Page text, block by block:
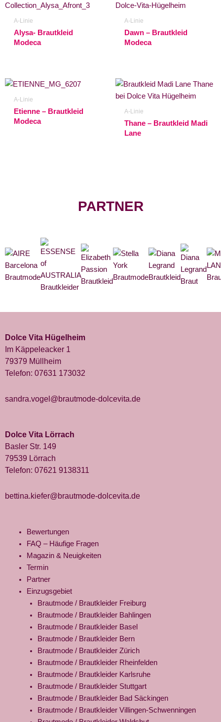
A-Linie
Alysa- Brautkleid
Modeca
A-Linie
Dawn – Brautkleid
Modeca
A-Linie
Etienne – Brautkleid
Modeca
A-Linie
Thane – Brautkleid Madi
Lane
PARTNER
Dolce Vita Hügelheim
Im Käppeleacker 1
79379 Müllheim
Telefon: 07631 173032
sandra.vogel@brautmode-dolcevita.de
Dolce Vita Lörrach
Basler Str. 149
79539 Lörrach
Telefon: 07621 9138311
bettina.kiefer@brautmode-dolcevita.de
Bewertungen
FAQ – Häufige Fragen
Magazin & Neuigkeiten
Termin
Partner
Einzugsgebiet
Brautmode / Brautkleider Freiburg
Brautmode / Brautkleider Bahlingen
Brautmode / Brautkleider Basel
Brautmode / Brautkleider Bern
Brautmode / Brautkleider Zürich
Brautmode / Brautkleider Rheinfelden
Brautmode / Brautkleider Karlsruhe
Brautmode / Brautkleider Stuttgart
Brautmode / Brautkleider Bad Säckingen
Brautmode / Brautkleider Villingen-Schwenningen